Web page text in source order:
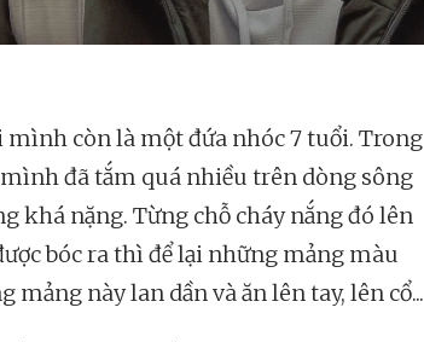
mình còn là một đứa nhóc 7 tuổi. Trong
đã tắm quá nhiều trên dòng sông
khá nặng. Từng chỗ cháy nắng đó lên
bóc ra thì để lại những mảng màu
mảng này lan dần và ăn lên tay, lên cổ...